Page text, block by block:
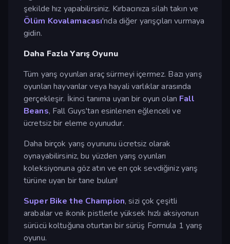
şekilde hız yapabilirsiniz. Kırbacınıza silah takın ve
Ölüm Kovalamacası'nda diğer yarışçıları vurmaya
gidin.
Daha Fazla Yarış Oyunu
Tüm yarış oyunları araç sürmeyi içermez. Bazı yarış
oyunları hayvanlar veya hayali varlıklar arasında
gerçekleşir. İkinci tanıma uyan bir oyun olan Fall
Beans, Fall Guys'tan esinlenen eğlenceli ve
ücretsiz bir eleme oyunudur.
Daha birçok yarış oyununu ücretsiz olarak
oynayabilirsiniz, bu yüzden yarış oyunları
koleksiyonuna göz atın ve en çok sevdiğiniz yarış
türüne uyan bir tane bulun!
Super Bike the Champion, sizi çok çeşitli
arabalar ve ikonik pistlerle yüksek hızlı aksiyonun
sürücü koltuğuna oturtan bir sürüş Formula 1 yarış
oyunu.